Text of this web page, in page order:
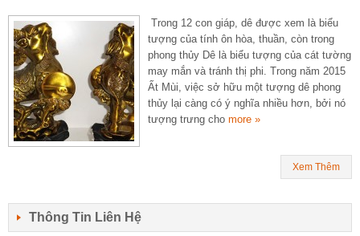
Trong 12 con giáp, dê được xem là biểu
tượng của tính ôn hòa, thuần, còn trong
phong thủy Dê là biểu tượng của cát tường
may mắn và tránh thị phi. Trong năm 2015
Ất Mùi, việc sở hữu một tượng dê phong
thủy lại càng có ý nghĩa nhiều hơn, bởi nó
tượng trưng cho more »
Xem Thêm
Thông Tin Liên Hệ